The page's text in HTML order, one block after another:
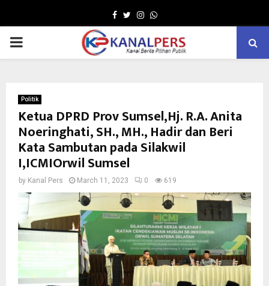
Facebook
TwitterInstagram
Whatsapp
PRIMARY
Politik
Ketua DPRD Prov Sumsel,Hj. R.A. Anita
Noeringhati, SH., MH., Hadir dan Beri
Kata Sambutan pada Silakwil
I,ICMIOrwil Sumsel
by Kanal Pers March 11, 2023 0 619